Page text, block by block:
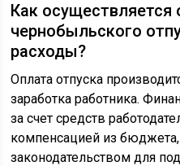
Как осуществляется
чернобыльского
расходы?
Оплата отпуска
заработка работника.
за счет средств
компенсацией из
законодательством для